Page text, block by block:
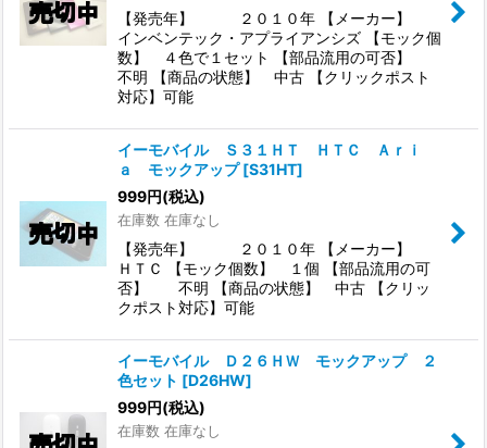
【発売年】 ２０１０年 【メーカー】
インベンテック・アプライアンシズ 【モック個
数】 ４色で１セット 【部品流用の可否】
不明 【商品の状態】 中古 【クリックポスト
対応】可能
イーモバイル Ｓ３１ＨＴ ＨＴＣ Ａｒｉ
ａ モックアップ [S31HT]
999円(税込)
在庫数 在庫なし
【発売年】 ２０１０年 【メーカー】
ＨＴＣ 【モック個数】 １個 【部品流用の可
否】 不明 【商品の状態】 中古 【クリッ
クポスト対応】可能
イーモバイル Ｄ２６ＨＷ モックアップ ２
色セット [D26HW]
999円(税込)
在庫数 在庫なし